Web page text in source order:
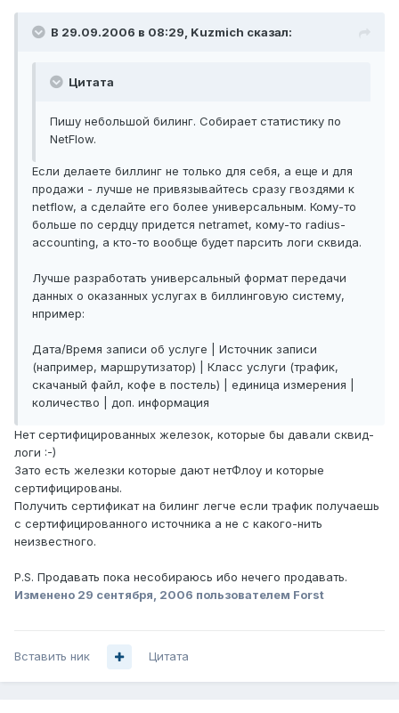
В 29.09.2006 в 08:29, Kuzmich сказал:
Цитата
Пишу небольшой билинг. Собирает статистику по
NetFlow.
Если делаете биллинг не только для себя, а еще и для
продажи - лучше не привязывайтесь сразу гвоздями к
netflow, а сделайте его более универсальным. Кому-то
больше по сердцу придется netramet, кому-то radius-
accounting, а кто-то вообще будет парсить логи сквида.
Лучше разработать универсальный формат передачи
данных о оказанных услугах в биллинговую систему,
нпример:
Дата/Время записи об услуге | Источник записи
(например, маршрутизатор) | Класс услуги (трафик,
скачаный файл, кофе в постель) | единица измерения |
количество | доп. информация
Нет сертифицированных железок, которые бы давали сквид-
логи :-)
Зато есть железки которые дают нетФлоу и которые
сертифицированы.
Получить сертификат на билинг легче если трафик получаешь
с сертифицированного источника а не с какого-нить
неизвестного.
P.S. Продавать пока несобираюсь ибо нечего продавать.
Изменено 29 сентября, 2006 пользователем Forst
Вставить ник Цитата